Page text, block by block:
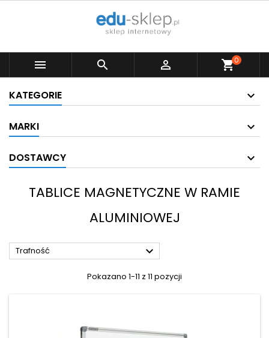
   shopping_cart0
KATEGORIE
MARKI
DOSTAWCY
TABLICE MAGNETYCZNE W RAMIE
ALUMINIOWEJ
Trafność 
Pokazano 1-11 z 11 pozycji